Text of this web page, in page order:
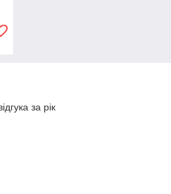
за рік